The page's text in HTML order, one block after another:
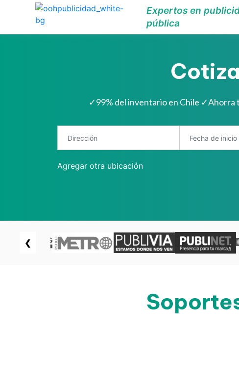
Expertos en
pública
✓99% del inventario en Chile ✓Ahorra
Agregar otra ubicación
❮